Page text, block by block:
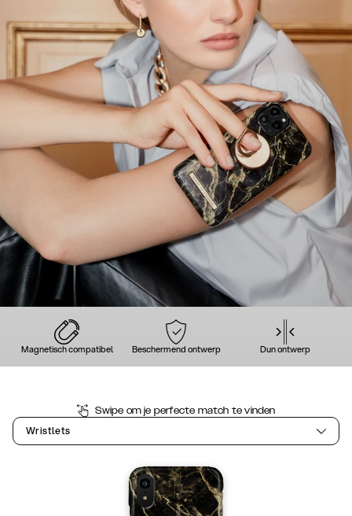
Magnetisch compatibel Beschermend ontwerp Dun ontwerp
Swipe om je perfecte match te vinden
Wristlets